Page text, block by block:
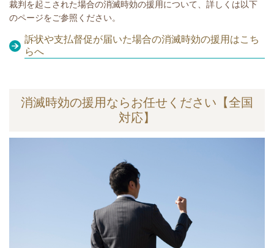
裁判を起こされた場合の消滅時効の援用について、詳しくは以下
のページをご参照ください。
訴状や支払督促が届いた場合の消滅時効の援用はこち
らへ
消滅時効の援用ならお任せください【全国
対応】